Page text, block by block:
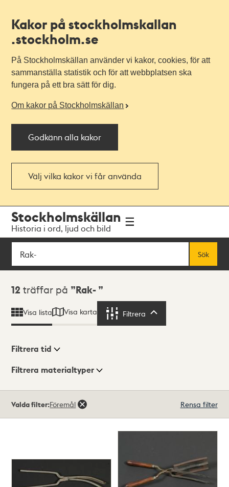
Kakor på stockholmskallan
.stockholm.se
På Stockholmskällan använder vi kakor, cookies, för att
sammanställa statistik och för att webbplatsen ska
fungera på ett bra sätt för dig.
Om kakor på Stockholmskällan
Godkänn alla kakor
Välj vilka kakor vi får använda
navigationen
huvudinnehållet
Stockholmskällan
Historia i ord, ljud och bild
Sök
Sök
Sökresultat
12 träffar på Rak-
Visa lista Visa karta Filtrera
Visningsläge
Filtrera tid
Filtrera materialtyper
träffar
Valda filter:Föremål Rensa filter